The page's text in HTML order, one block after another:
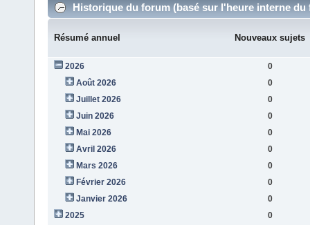
Historique du forum (basé sur l'heure interne du
Résumé annuel Nouveaux sujets
2026
0
Août 2026
0
Juillet 2026
0
Juin 2026
0
Mai 2026
0
Avril 2026
0
Mars 2026
0
Février 2026
0
Janvier 2026
0
2025
0